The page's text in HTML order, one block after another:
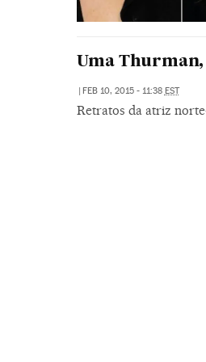
Uma
| FEB 10, 2015 - 11:38 EST
Retratos da atriz